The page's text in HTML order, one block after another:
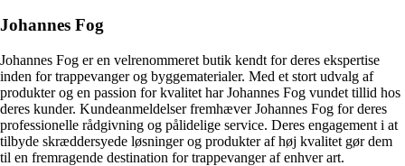
Johannes Fog
Johannes Fog er en velrenommeret butik kendt for deres ekspertise
inden for trappevanger og byggematerialer. Med et stort udvalg af
produkter og en passion for kvalitet har Johannes Fog vundet tillid hos
deres kunder. Kundeanmeldelser fremhæver Johannes Fog for deres
professionelle rådgivning og pålidelige service. Deres engagement i at
tilbyde skræddersyede løsninger og produkter af høj kvalitet gør dem
til en fremragende destination for trappevanger af enhver art.